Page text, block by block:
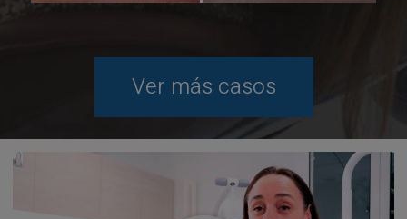
Ver más casos